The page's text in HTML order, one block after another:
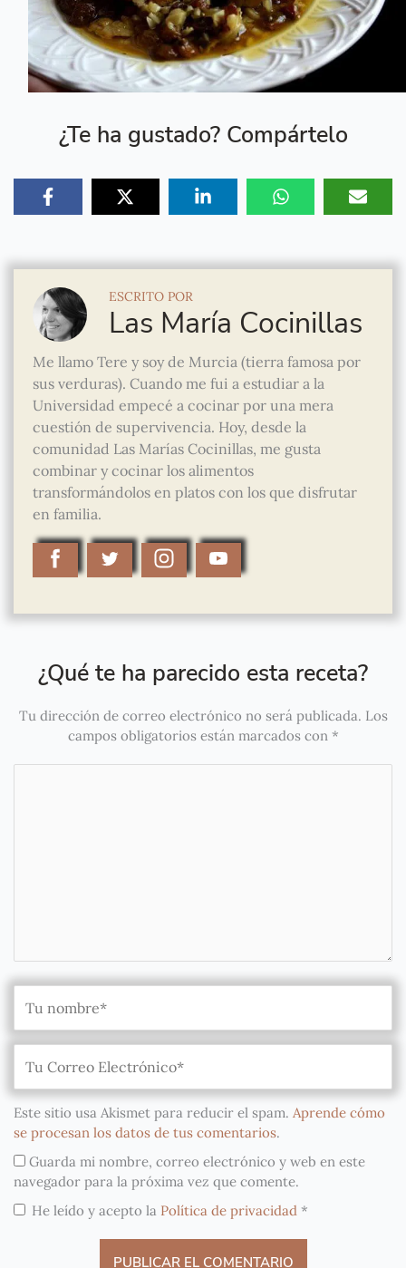
¿Te ha gustado? Compártelo
ESCRITO POR
Las María Cocinillas
Me llamo Tere y soy de Murcia (tierra famosa por
sus verduras). Cuando me fui a estudiar a la
Universidad empecé a cocinar por una mera
cuestión de supervivencia. Hoy, desde la
comunidad Las Marías Cocinillas, me gusta
combinar y cocinar los alimentos
transformándolos en platos con los que disfrutar
en familia.
¿Qué te ha parecido esta receta?
Tu dirección de correo electrónico no será publicada. Los
campos obligatorios están marcados con *
Este sitio usa Akismet para reducir el spam. Aprende cómo
se procesan los datos de tus comentarios.
Guarda mi nombre, correo electrónico y web en este
navegador para la próxima vez que comente.
He leído y acepto la Política de privacidad *